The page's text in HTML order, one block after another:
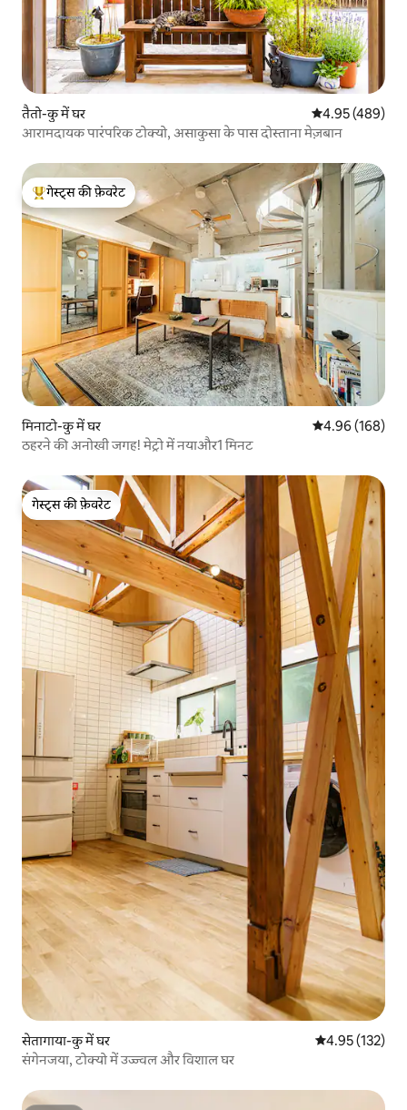
तैतो-कु में घर औसत रेटिंग 5 में से
4.95 (489)
आरामदायक पारंपरिक टोक्यो, असाकुसा के पास दोस्ताना मेज़बान
गेस्ट्स का टॉप फ़ेवरेट
गेस्ट्स की फ़ेवरेट
मिनाटो-कु में घर औसत रेटिंग 5 में से
4.96 (168)
ठहरने की अनोखी जगह! मेट्रो में नयाऔर1 मिनट
गेस्ट्स की फ़ेवरेट
गेस्ट्स की फ़ेवरेट
सेतागाया-कु में घर औसत रेटिंग 5 में से
4.95 (132)
संगेनजया, टोक्यो में उज्ज्वल और विशाल घर